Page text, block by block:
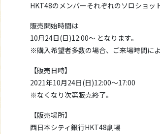
HKT48のメンバーそれぞれのソロショッ
販売開始時間は
10月24日(日)12:00～ となります。
※購入希望者多数の場合、ご来場時間に
【販売日時】
2021年10月24日(日)12:00～17:00
※なくなり次第販売終了。
【販売場所】
西日本シティ銀行HKT48劇場